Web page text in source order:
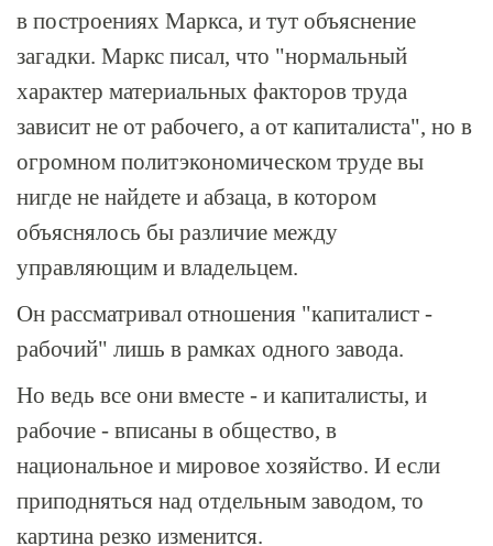
в построениях Маркса, и тут объяснение
загадки. Маркс писал, что "нормальный
характер материальных факторов труда
зависит не от рабочего, а от капиталиста", но в
огромном политэкономическом труде вы
нигде не найдете и абзаца, в котором
объяснялось бы различие между
управляющим и владельцем.
Он рассматривал отношения "капиталист -
рабочий" лишь в рамках одного завода.
Но ведь все они вместе - и капиталисты, и
рабочие - вписаны в общество, в
национальное и мировое хозяйство. И если
приподняться над отдельным заводом, то
картина резко изменится.